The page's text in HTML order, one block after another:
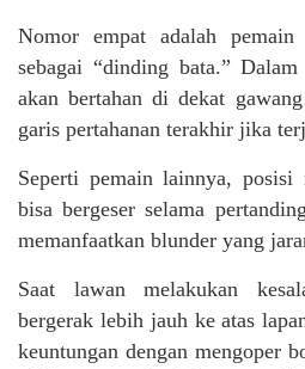
Nomor empat adalah
sebagai “dinding bata.”
akan bertahan di dekat
garis pertahanan terakhir jika
Seperti pemain lainnya, posisi
bisa bergeser selama
memanfaatkan blunder yang
Saat lawan melakukan
bergerak lebih jauh ke atas
keuntungan dengan mengoper